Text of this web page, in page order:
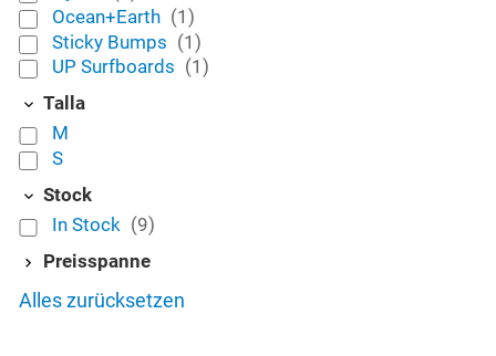
Ocean+Earth (1)
Sticky Bumps (1)
UP Surfboards (1)
Talla
M
S
Stock
In Stock (9)
Preisspanne
Alles zurücksetzen